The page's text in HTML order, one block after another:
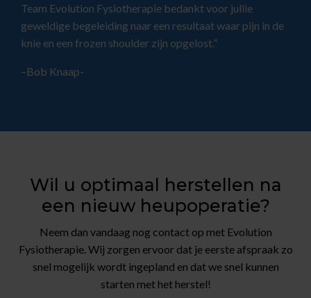
Team Evolution Fysiotherapie bedankt voor jullie
geweldige begeleiding naar een resultaat waar pijn in de
knie en een frozen shoulder zijn opgelost.”
–Bob Knaap-
Wil u optimaal herstellen na
een nieuw heupoperatie?
Neem dan vandaag nog contact op met Evolution
Fysiotherapie. Wij zorgen ervoor dat je eerste afspraak zo
snel mogelijk wordt ingepland en dat we snel kunnen
starten met het herstel!